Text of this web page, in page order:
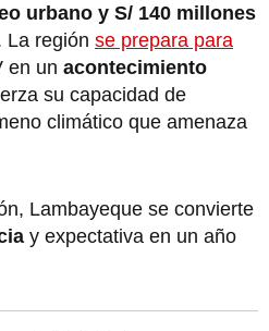
urbano y S/ 140 millones
La región se prepara para
en un acontecimiento
su capacidad de
climático que amenaza
Lambayeque se convierte
y expectativa en un año